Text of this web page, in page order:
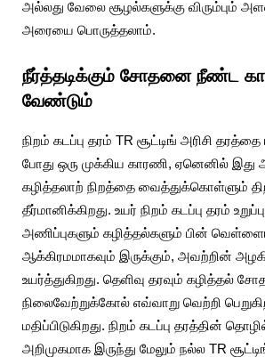
அல்லது வேலை சூழல்களுக்கு விரும்பும்
அரையை பொருத்தலாம்.
நீர்த்தடிக்கும் சோதனை நீண்ட
வேண்டும்
நிறம் கடப்பு தரம் TR சூட்டிங் அரிசி
போது ஒரு முக்கிய காரணி, ஏனெனில் இது
கழித்தலாற் நிறத்தை வைத்துக்கொள்ளும்
தீர்மானிக்கிறது. உயர் நிறம் கடப்பு தரம்
அணிப்புகளும் கழித்தல்களும் பின்
ஆக்கிரமமாகவும் இருக்கும், அவற்றின்
உயர்த்துகிறது. தெளிவு தரவும் கழித்தல்
நிலைவேற்றுக்கோல் எவ்வாறு வெற்றி
மதிப்பிடுகிறது. நிறம் கடப்பு தரத்தின்
அறிமுகமாக இருந்து மேலும் நல்ல TR